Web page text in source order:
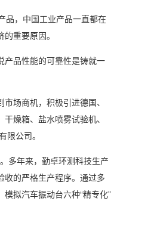
，中国工业产品一直都在
重要原因。
品性能的可靠性是铸就一
场商机，积极引进德国、
燥箱、盐水喷雾试验机、
公司。
多年来，勤卓环测科技生产
收的严格生产程序。通过多
拟汽车振动台六种“精专化”